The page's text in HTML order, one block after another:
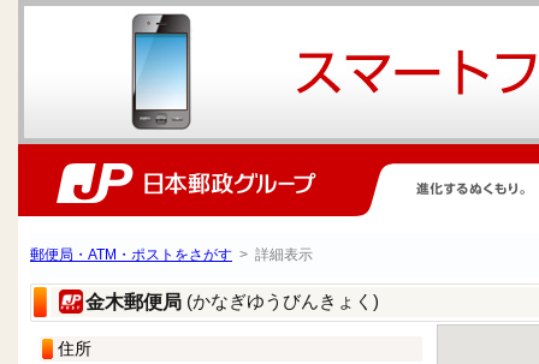
郵便局・ATM・ポストをさがす > 詳細表示
金木郵便局 (かなぎゆうびんきょく)
住所